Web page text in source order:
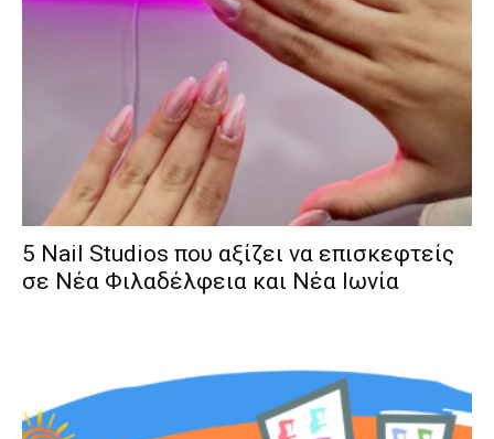
5 Nail Studios που αξίζει να επισκεφτείς
σε Νέα Φιλαδέλφεια και Νέα Ιωνία